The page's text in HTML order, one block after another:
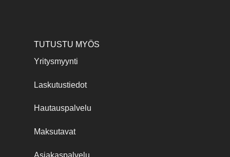
TUTUSTU MYÖS
Yritysmyynti
Laskutustiedot
Hautauspalvelu
Maksutavat
Asiakaspalvelu